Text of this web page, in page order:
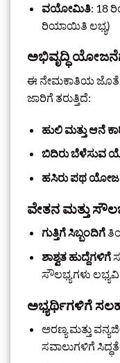
ವಯೋಮಿತಿ: 18
ರಿಯಾಯಿತಿ ಲಭ್ಯ)
ಅಭಿವೃದ್ಧಿ
ಈ ನೇಮಕಾತಿಯ
ಜಾರಿಗೆ ತರುತ್ತಿದೆ:
ಹುಲಿ ಮತ್ತು ಆನೆ
ಬಿದಿರು ಬೆಳೆಸುವ
ಹಸಿರು ಪಥ
ವೇತನ ಮತ್ತು
ಗುತ್ತಿಗೆ ಸಿಬ್ಬಂದಿಗೆ
ಶಾಶ್ವತ ಹುದ್ದೆಗಳಿಗೆ
ಸೌಲಭ್ಯಗಳು
ಅಭ್ಯರ್ಥಿಗಳಿಗೆ
ಅರಣ್ಯ ಮತ್ತು
ಸವಾಲುಗಳಿಗೆ